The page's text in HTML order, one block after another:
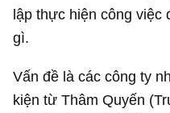
lập thực hiện công việc
gì.
Vấn đề là các công ty
kiện từ Thâm Quyến